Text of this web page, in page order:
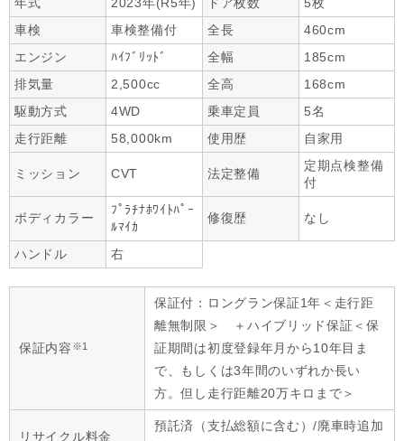
年式 2023年(R5年) ドア枚数
5枚
車検
車検整備付 全長
460cm
エンジン
ﾊｲﾌﾞﾘｯﾄﾞ 全幅
185cm
排気量
2,500cc 全高
168cm
駆動方式
4WD 乗車定員
5名
走行距離
58,000km 使用歴 自家用
ミッション CVT 法定整備
定期点検整備
付
ボディカラー
ﾌﾟﾗﾁﾅﾎﾜｲﾄﾊﾟｰ
ﾙﾏｲｶ
修復歴 なし
ハンドル 右
保証内容 ※1
保証付：ロングラン保証1年＜走行距
離無制限＞ ＋ハイブリッド保証＜保
証期間は初度登録年月から10年目ま
で、もしくは3年間のいずれか長い
方。但し走行距離20万キロまで＞
リサイクル料金
預託済（支払総額に含む）/廃車時追加